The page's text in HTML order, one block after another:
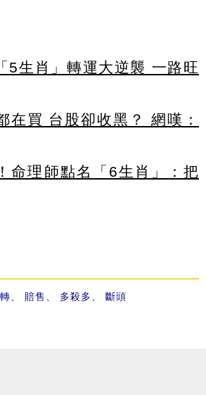
5生肖」轉運大逆襲 一路旺
在買 台股卻收黑？ 網嘆：
命理師點名「6生肖」：把
賠售 多殺多 斷頭